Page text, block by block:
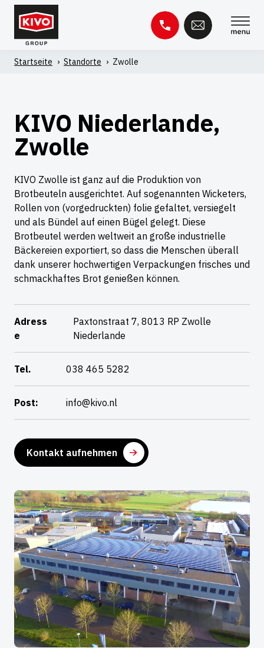
Zum
Inhalt
springen
Suche
Startseite ' Standorte ' Zwolle
KIVO Niederlande,
Zwolle
KIVO Zwolle ist ganz auf die Produktion von
Brotbeuteln ausgerichtet. Auf sogenannten Wicketers,
Rollen von (vorgedruckten) folie gefaltet, versiegelt
und als Bündel auf einen Bügel gelegt. Diese
Brotbeutel werden weltweit an große industrielle
Bäckereien exportiert, so dass die Menschen überall
dank unserer hochwertigen Verpackungen frisches und
schmackhaftes Brot genießen können.
Adress
e
Paxtonstraat 7, 8013 RP Zwolle
Niederlande
Tel. 038 465 5282
Post: info@kivo.nl
Kontakt aufnehmen